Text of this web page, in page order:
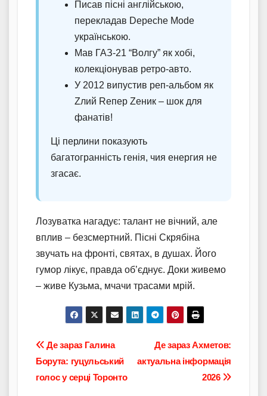
Писав пісні англійською,
перекладав Depeche Mode
українською.
Мав ГАЗ-21 “Волгу” як хобі,
колекціонував ретро-авто.
У 2012 випустив реп-альбом як
Zлий Rепер Zеник – шок для
фанатів!
Ці перлини показують
багатогранність генія, чия енергия не
згасає.
Лозуватка нагадує: талант не вічний, але
вплив – безсмертний. Пісні Скрябіна
звучать на фронті, святах, в душах. Його
гумор лікує, правда об’єднує. Доки живемо
– живе Кузьма, мчачи трасами мрій.
Навігація
записів
Де зараз Ахметов:
актуальна інформація
2026
Де зараз Галина
Борутa: гуцульський
голос у серці Торонто